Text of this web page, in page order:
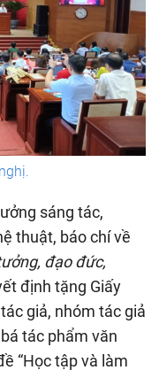
sáng tác,
thuật, báo chí về
đạo đức,
định tặng Giấy
giả, nhóm tác giả
tác phẩm văn
“Học tập và làm